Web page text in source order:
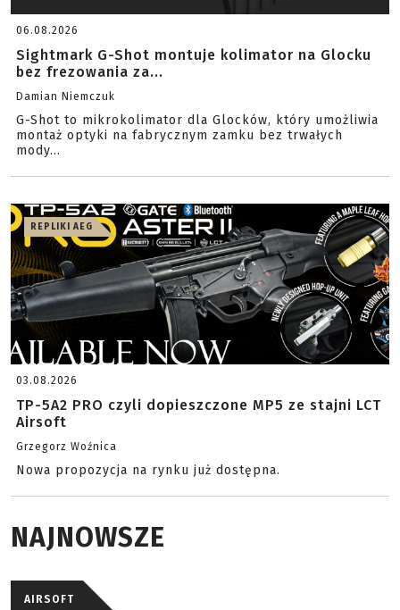
06.08.2026
Sightmark G-Shot montuje kolimator na Glocku
bez frezowania za...
Damian Niemczuk
G-Shot to mikrokolimator dla Glocków, który umożliwia
montaż optyki na fabrycznym zamku bez trwałych
mody...
REPLIKI AEG
03.08.2026
TP-5A2 PRO czyli dopieszczone MP5 ze stajni LCT
Airsoft
Grzegorz Woźnica
Nowa propozycja na rynku już dostępna.
NAJNOWSZE
AIRSOFT